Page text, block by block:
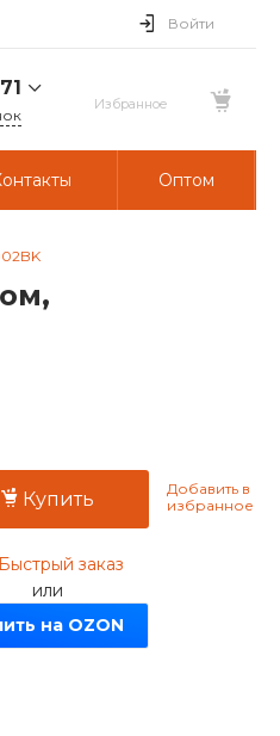
Войти
Оптом
Купить
Быстрый заказ
или
на OZON